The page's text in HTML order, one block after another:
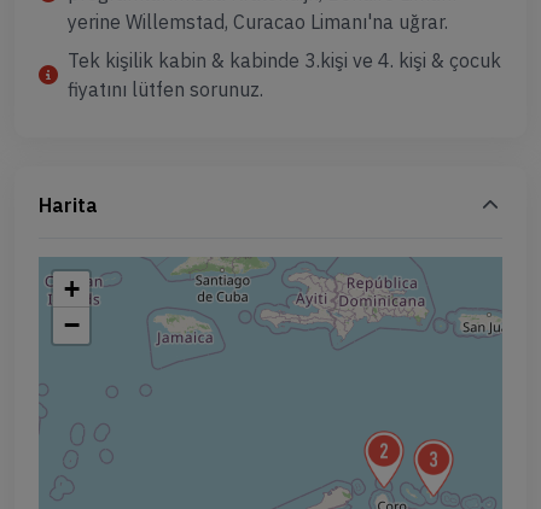
yerine Willemstad, Curacao Limanı'na uğrar.
Tek kişilik kabin & kabinde 3.kişi ve 4. kişi & çocuk
fiyatını lütfen sorunuz.
Harita
+
−